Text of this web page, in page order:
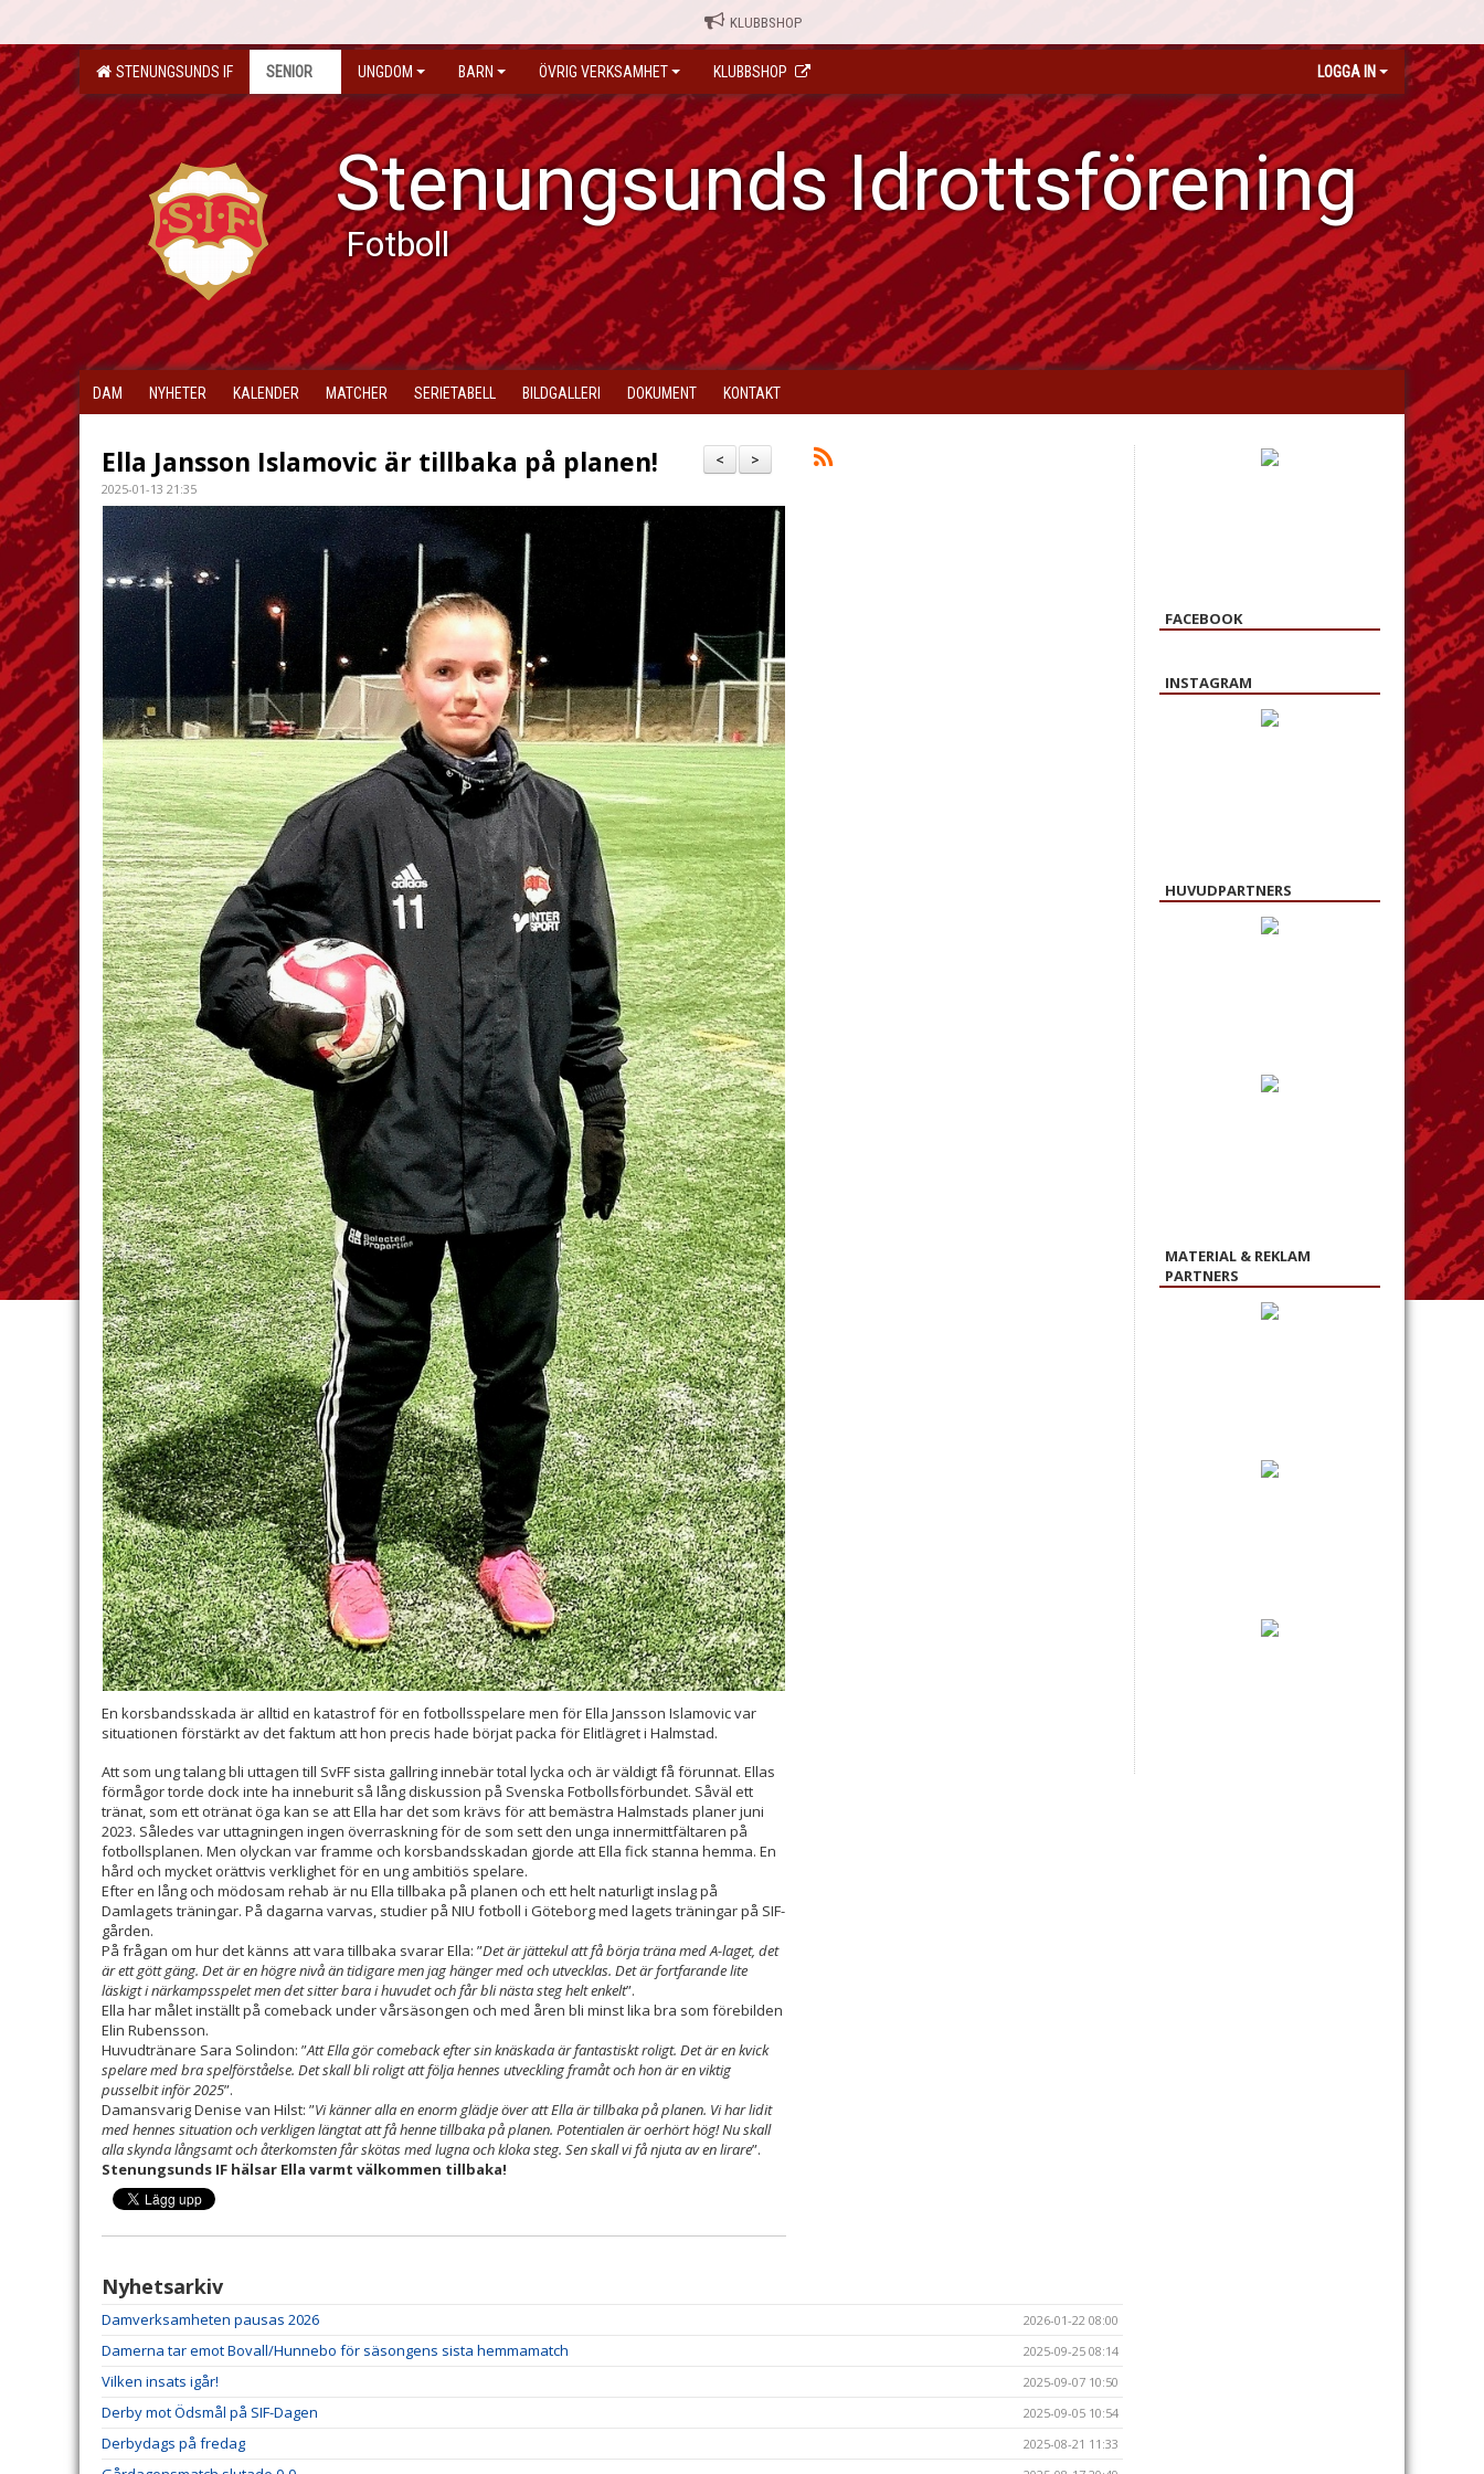
KLUBBSHOP
STENUNGSUNDS IF SENIOR UNGDOM BARN ÖVRIG VERKSAMHET KLUBBSHOP LOGGA IN
Stenungsunds Idrottsförening
Fotboll
DAM NYHETER KALENDER MATCHER SERIETABELL BILDGALLERI DOKUMENT KONTAKT
>
<
Ella Jansson Islamovic är tillbaka på planen!
2025-01-13 21:35
En korsbandsskada är alltid en katastrof för en fotbollsspelare men för Ella Jansson Islamovic var
situationen förstärkt av det faktum att hon precis hade börjat packa för Elitlägret i Halmstad.
Att som ung talang bli uttagen till SvFF sista gallring innebär total lycka och är väldigt få förunnat. Ellas
förmågor torde dock inte ha inneburit så lång diskussion på Svenska Fotbollsförbundet. Såväl ett
tränat, som ett otränat öga kan se att Ella har det som krävs för att bemästra Halmstads planer juni
2023. Således var uttagningen ingen överraskning för de som sett den unga innermittfältaren på
fotbollsplanen. Men olyckan var framme och korsbandsskadan gjorde att Ella fick stanna hemma. En
hård och mycket orättvis verklighet för en ung ambitiös spelare.
Efter en lång och mödosam rehab är nu Ella tillbaka på planen och ett helt naturligt inslag på
Damlagets träningar. På dagarna varvas, studier på NIU fotboll i Göteborg med lagets träningar på SIF-
gården.
På frågan om hur det känns att vara tillbaka svarar Ella: ”Det är jättekul att få börja träna med A-laget, det
är ett gött gäng. Det är en högre nivå än tidigare men jag hänger med och utvecklas. Det är fortfarande lite
läskigt i närkampsspelet men det sitter bara i huvudet och får bli nästa steg helt enkelt”.
Ella har målet inställt på comeback under vårsäsongen och med åren bli minst lika bra som förebilden
Elin Rubensson.
Huvudtränare Sara Solindon: ”Att Ella gör comeback efter sin knäskada är fantastiskt roligt. Det är en kvick
spelare med bra spelförståelse. Det skall bli roligt att följa hennes utveckling framåt och hon är en viktig
pusselbit inför 2025”.
Damansvarig Denise van Hilst: ”Vi känner alla en enorm glädje över att Ella är tillbaka på planen. Vi har lidit
med hennes situation och verkligen längtat att få henne tillbaka på planen. Potentialen är oerhört hög! Nu skall
alla skynda långsamt och återkomsten får skötas med lugna och kloka steg. Sen skall vi få njuta av en lirare”.
Stenungsunds IF hälsar Ella varmt välkommen tillbaka!
Nyhetsarkiv
Damverksamheten pausas 2026 2026-01-22 08:00
Damerna tar emot Bovall/Hunnebo för säsongens sista hemmamatch 2025-09-25 08:14
Vilken insats igår! 2025-09-07 10:50
Derby mot Ödsmål på SIF-Dagen 2025-09-05 10:54
Derbydags på fredag 2025-08-21 11:33
FACEBOOK
INSTAGRAM
HUVUDPARTNERS
MATERIAL & REKLAM
PARTNERS